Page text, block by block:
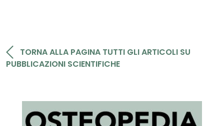
TORNA ALLA PAGINA TUTTI GLI ARTICOLI SU
PUBBLICAZIONI SCIENTIFICHE